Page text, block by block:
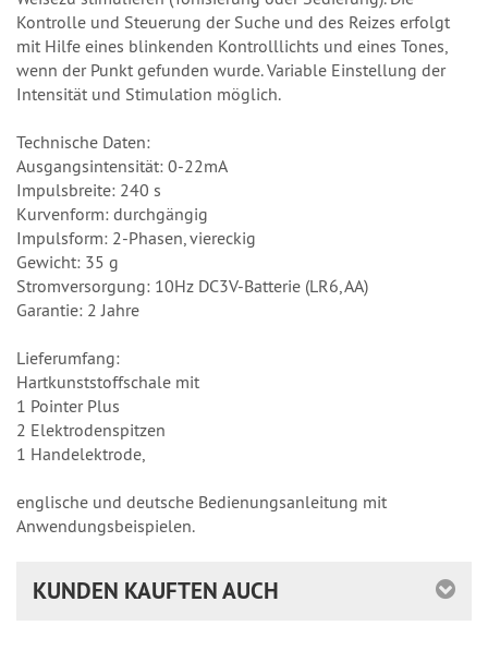
Kontrolle und Steuerung der Suche und des Reizes erfolgt
mit Hilfe eines blinkenden Kontrolllichts und eines Tones,
wenn der Punkt gefunden wurde. Variable Einstellung der
Intensität und Stimulation möglich.
Technische Daten:
Ausgangsintensität: 0-22mA
Impulsbreite: 240 s
Kurvenform: durchgängig
Impulsform: 2-Phasen, viereckig
Gewicht: 35 g
Stromversorgung: 10Hz DC3V-Batterie (LR6, AA)
Garantie: 2 Jahre
Lieferumfang:
Hartkunststoffschale mit
1 Pointer Plus
2 Elektrodenspitzen
1 Handelektrode,
englische und deutsche Bedienungsanleitung mit
Anwendungsbeispielen.
KUNDEN KAUFTEN AUCH